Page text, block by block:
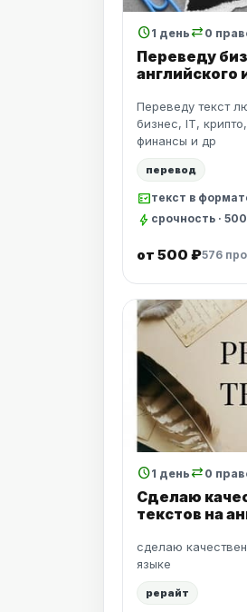
schedule1 день sync_alt 0
Переведу
английского
Переведу текст
бизнес, IT,
финансы и др
перевод
fact_checkтекст в
bolt срочность ·
от 500 ₽576
schedule1 день sync_alt 0
Сделаю
текстов на
сделаю
языке
рерайт